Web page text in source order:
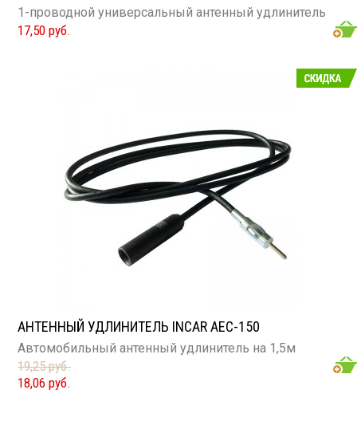
1-проводной универсальный антенный удлинитель
17,50 руб.
АНТЕННЫЙ УДЛИНИТЕЛЬ INCAR AEC-150
Автомобильный антенный удлинитель на 1,5м
19,25 руб.
18,06 руб.